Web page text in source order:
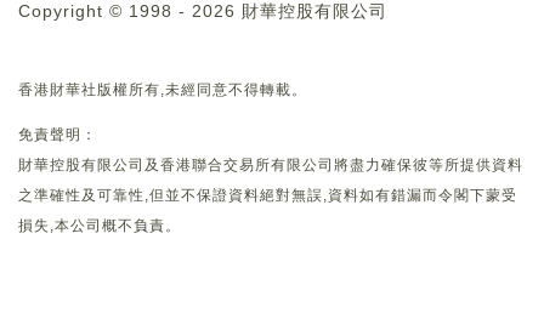
Copyright © 1998 - 2026 財華控股有限公司
香港財華社版權所有,未經同意不得轉載。
免責聲明：
財華控股有限公司及香港聯合交易所有限公司將盡力確保彼等所提供資料
之準確性及可靠性,但並不保證資料絕對無誤,資料如有錯漏而令閣下蒙受
損失,本公司概不負責。